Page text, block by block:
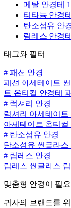
메탈 안경테
티타늄 안경테
탄소섬유 안
림레스 안경테
태그와 필터
# 패션 안경
패션 아세테이트
트 옵티컬 안경테
# 럭셔리 안경
럭셔리 아세테이트
아세테이트 옵티컬
# 탄소섬유 안경
탄소섬유 썬글라스
# 림레스 안경
림레스 썬글라스
맞춤형 안경이 필
귀사의 브랜드를